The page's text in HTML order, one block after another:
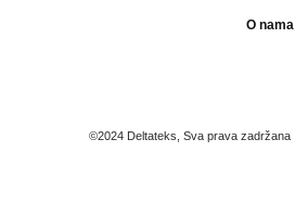
O nama
©2024 Deltateks, Sva prava zadržana